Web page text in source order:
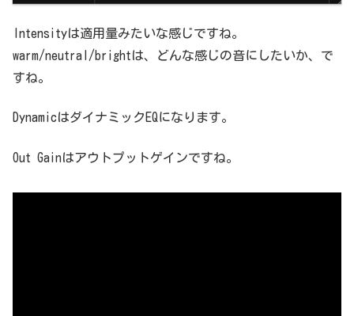
Intensityは適用量みたいな感じですね。
warm/neutral/brightは、どんな感じの音にしたいか、で
すね。
DynamicはダイナミックEQになります。
Out Gainはアウトプットゲインですね。